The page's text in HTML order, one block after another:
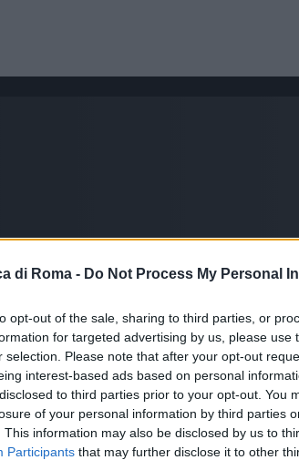
di Roma - Do Not Process My Personal
opt-out of the sale, sharing to third parties, or
for targeted advertising by us, please use
selection. Please note that after your opt-out
interest-based ads based on personal
to third parties prior to your opt-out. You
of your personal information by third parties
This information may also be disclosed by us to
Participants that may further disclose it to other